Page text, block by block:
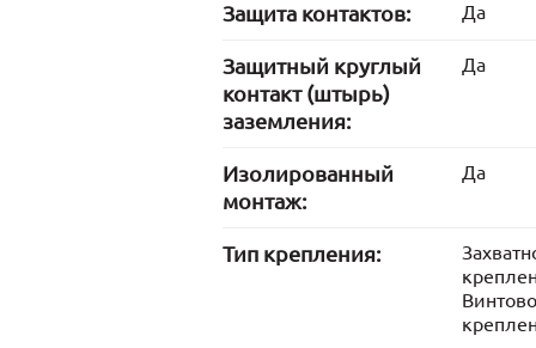
Защита контактов: Да
Защитный круглый
контакт (штырь)
заземления:
Да
Изолированный
монтаж:
Да
Тип крепления: